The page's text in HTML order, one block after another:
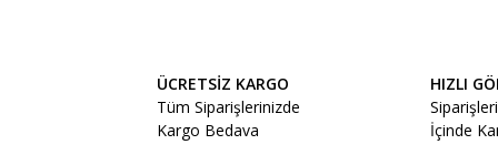
Ürün resmi kalitesiz, bozuk veya görüntülenemiyor.
Ürün açıklamasında eksik bilgiler bulunuyor.
Ürün bilgilerinde hatalar bulunuyor.
ÜCRETSİZ KARGO
Tüm Siparişlerinizde
Kargo Bedava
HIZLI
İçinde